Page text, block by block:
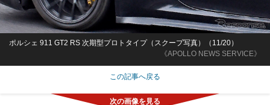
《APOLLO NEWS SERVICE》
ポルシェ 911 GT2 RS 次期型プロトタイプ（スクープ写真）（11/20）
この記事へ戻る